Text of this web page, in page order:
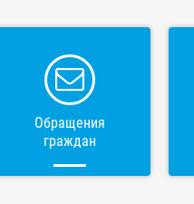
Обращения
граждан